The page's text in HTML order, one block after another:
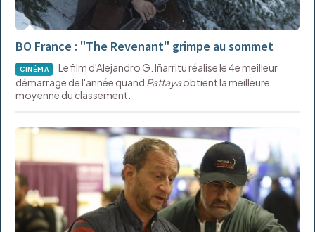
BO France : "The Revenant" grimpe au sommet
CINÉMA
Le film d'Alejandro G. Iñarritu réalise le 4e meilleur
démarrage de l'année quand Pattayaobtient la meilleure
moyenne du classement.